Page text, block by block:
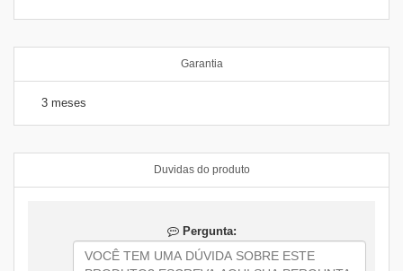
Garantia
3 meses
Duvidas do produto
Pergunta: